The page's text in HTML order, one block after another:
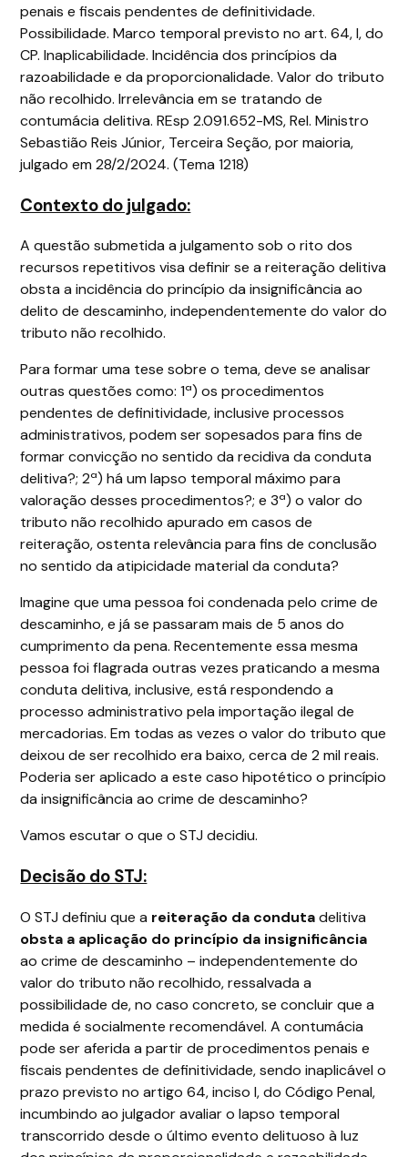
penais e fiscais pendentes de definitividade.
Possibilidade. Marco temporal previsto no art. 64, I, do
CP. Inaplicabilidade. Incidência dos princípios da
razoabilidade e da proporcionalidade. Valor do tributo
não recolhido. Irrelevância em se tratando de
contumácia delitiva. REsp 2.091.652-MS, Rel. Ministro
Sebastião Reis Júnior, Terceira Seção, por maioria,
julgado em 28/2/2024. (Tema 1218)
Contexto do julgado:
A questão submetida a julgamento sob o rito dos
recursos repetitivos visa definir se a reiteração delitiva
obsta a incidência do princípio da insignificância ao
delito de descaminho, independentemente do valor do
tributo não recolhido.
Para formar uma tese sobre o tema, deve se analisar
outras questões como: 1ª) os procedimentos
pendentes de definitividade, inclusive processos
administrativos, podem ser sopesados para fins de
formar convicção no sentido da recidiva da conduta
delitiva?; 2ª) há um lapso temporal máximo para
valoração desses procedimentos?; e 3ª) o valor do
tributo não recolhido apurado em casos de
reiteração, ostenta relevância para fins de conclusão
no sentido da atipicidade material da conduta?
Imagine que uma pessoa foi condenada pelo crime de
descaminho, e já se passaram mais de 5 anos do
cumprimento da pena. Recentemente essa mesma
pessoa foi flagrada outras vezes praticando a mesma
conduta delitiva, inclusive, está respondendo a
processo administrativo pela importação ilegal de
mercadorias. Em todas as vezes o valor do tributo que
deixou de ser recolhido era baixo, cerca de 2 mil reais.
Poderia ser aplicado a este caso hipotético o princípio
da insignificância ao crime de descaminho?
Vamos escutar o que o STJ decidiu.
Decisão do STJ:
O STJ definiu que a reiteração da condutadelitiva
obsta a aplicação do princípio da insignificância
ao crime de descaminho – independentemente do
valor do tributo não recolhido, ressalvada a
possibilidade de, no caso concreto, se concluir que a
medida é socialmente recomendável. A contumácia
pode ser aferida a partir de procedimentos penais e
fiscais pendentes de definitividade, sendo inaplicável o
prazo previsto no artigo 64, inciso I, do Código Penal,
incumbindo ao julgador avaliar o lapso temporal
transcorrido desde o último evento delituoso à luz